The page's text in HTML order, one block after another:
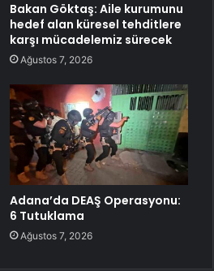
Bakan Göktaş: Aile kurumunu
hedef alan küresel tehditlere
karşı mücadelemiz sürecek
Ağustos 7, 2026
Adana’da DEAŞ Operasyonu:
6 Tutuklama
Ağustos 7, 2026